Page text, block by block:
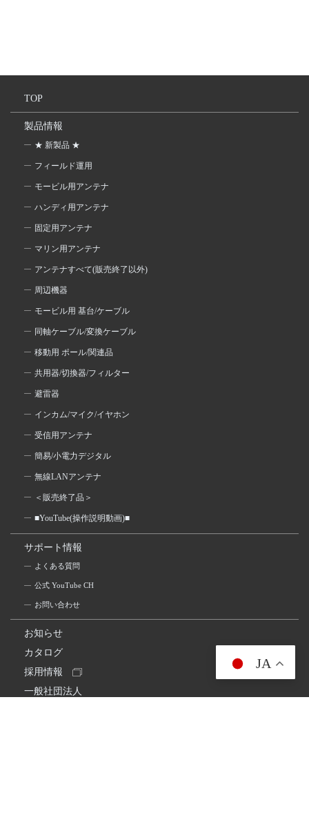
TOP
製品情報
★ 新製品 ★
フィールド運用
モービル用アンテナ
ハンディ用アンテナ
固定用アンテナ
マリン用アンテナ
アンテナすべて(販売終了以外)
周辺機器
モービル用 基台/ケーブル
同軸ケーブル/変換ケーブル
移動用 ポール/関連品
共用器/切換器/フィルター
避雷器
インカム/マイク/イヤホン
受信用アンテナ
簡易/小電力デジタル
無線LANアンテナ
＜販売終了品＞
■YouTube(操作説明動画)■
サポート情報
よくある質問
公式 YouTube CH
お問い合わせ
お知らせ
カタログ
採用情報
一般社団法人
JA